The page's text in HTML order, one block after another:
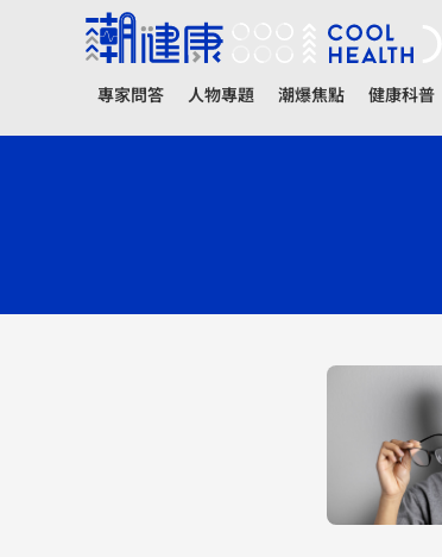
專家問答 人物專題 潮爆焦點 健康科普